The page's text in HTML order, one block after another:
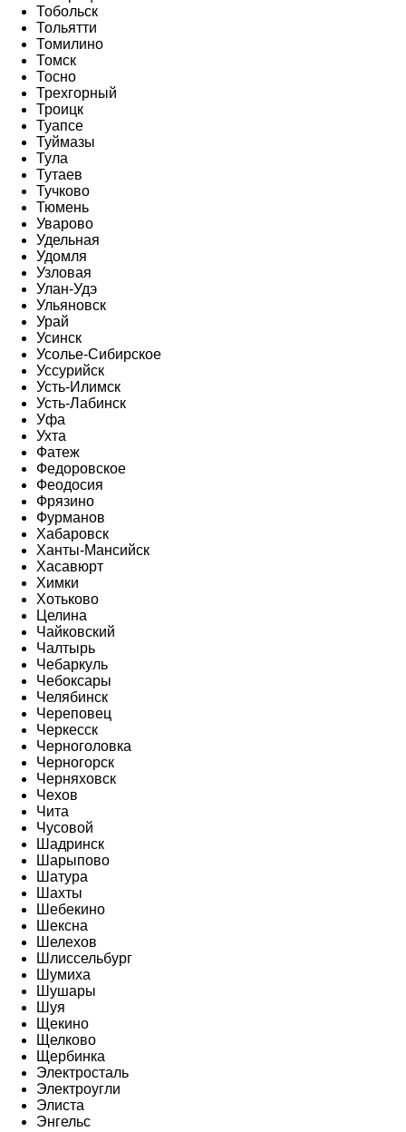
Тобольск
Тольятти
Томилино
Томск
Тосно
Трехгорный
Троицк
Туапсе
Туймазы
Тула
Тутаев
Тучково
Тюмень
Уварово
Удельная
Удомля
Узловая
Улан-Удэ
Ульяновск
Урай
Усинск
Усолье-Сибирское
Уссурийск
Усть-Илимск
Усть-Лабинск
Уфа
Ухта
Фатеж
Федоровское
Феодосия
Фрязино
Фурманов
Хабаровск
Ханты-Мансийск
Хасавюрт
Химки
Хотьково
Целина
Чайковский
Чалтырь
Чебаркуль
Чебоксары
Челябинск
Череповец
Черкесск
Черноголовка
Черногорск
Черняховск
Чехов
Чита
Чусовой
Шадринск
Шарыпово
Шатура
Шахты
Шебекино
Шексна
Шелехов
Шлиссельбург
Шумиха
Шушары
Шуя
Щекино
Щелково
Щербинка
Электросталь
Электроугли
Элиста
Энгельс